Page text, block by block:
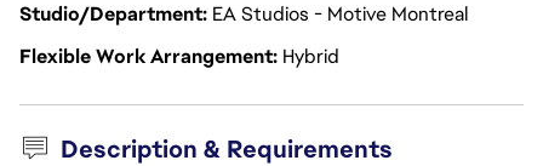
Studio/Department EA Studios - Motive Montreal
Flexible Work Arrangement Hybrid
Description & Requirements